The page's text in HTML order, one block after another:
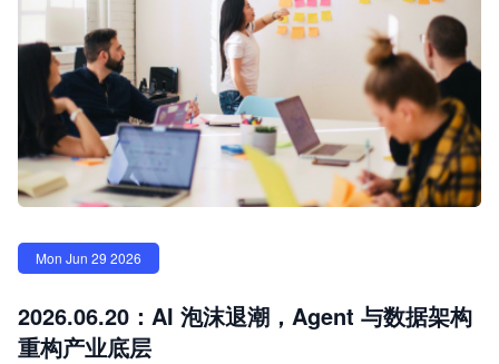
Mon Jun 29 2026
2026.06.20：AI 泡沫退潮，Agent 与数据架构
重构产业底层